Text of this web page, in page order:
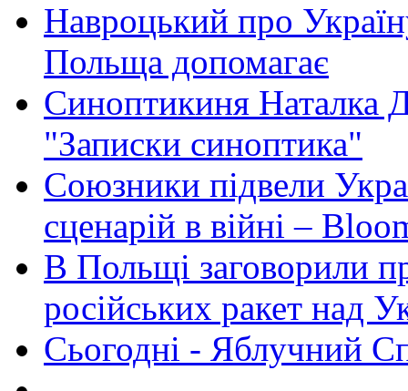
Навроцький про
Польща допомагає
Синоптикиня Наталка
"Записки синоптика"
Союзники підвели
сценарій в війні –
В Польщі заговорили
російських ракет над
Сьогодні - Яблучний